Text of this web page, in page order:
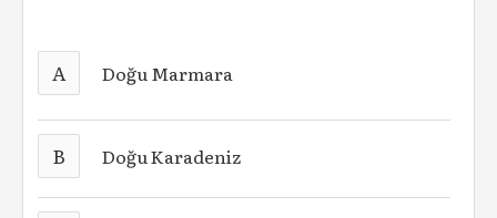
A Doğu Marmara
B Doğu Karadeniz